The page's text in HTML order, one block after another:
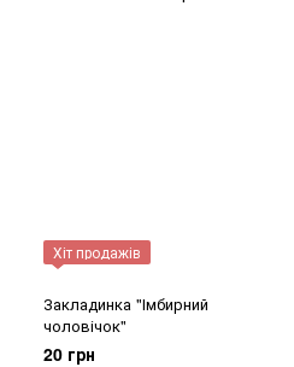
Хіт продажів
Закладинка "Імбирний
чоловічок"
20 грн